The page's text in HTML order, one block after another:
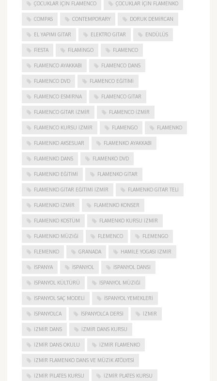
ÇOCUKLAR IÇIN FLAMENCO ÇOCUKLAR IÇIN FLAMENKO
COMPAS CONTEMPORARY DORUK DEMIRCAN
EL YAPIMI GITAR ELEKTRO GITAR ENDÜLÜS
FIESTA FILAMINGO FLAMENCO
FLAMENCO AYAKKABI FLAMENCO DANS
FLAMENCO DVD FLAMENCO EĞITIMI
FLAMENCO ESMIRNA FLAMENCO GITAR
FLAMENCO GITAR İZMIR FLAMENCO IZMIR
FLAMENCO KURSU İZMIR FLAMENGO FLAMENKO
FLAMENKO AKSESUAR FLAMENKO AYAKKABI
FLAMENKO DANS FLAMENKO DVD
FLAMENKO EĞITIMI FLAMENKO GITAR
FLAMENKO GITAR EĞITIMI İZMIR FLAMENKO GITAR TELI
FLAMENKO IZMIR FLAMENKO KONSER
FLAMENKO KOSTÜM FLAMENKO KURSU İZMIR
FLAMENKO MÜZIĞI FLEMENCO FLEMENGO
FLEMENKO GRANADA HAMILE YOGASI İZMIR
ISPANYA İSPANYOL İSPANYOL DANSI
İSPANYOL KÜLTÜRÜ İSPANYOL MÜZIĞI
İSPANYOL SAÇ MODELI İSPANYOL YEMEKLERI
İSPANYOLCA İSPANYOLCA DERSI IZMIR
IZMIR DANS IZMIR DANS KURSU
IZMIR DANS OKULU IZMIR FLAMENKO
İZMIR FLAMENKO DANS VE MÜZIK ATÖLYESI
İZMIR PILATES KURSU İZMIR PLATES KURSU